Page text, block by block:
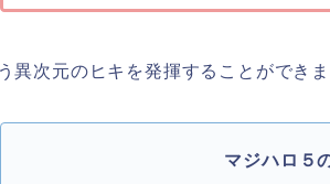
異次元のヒキを発揮することができま
マジハロ５